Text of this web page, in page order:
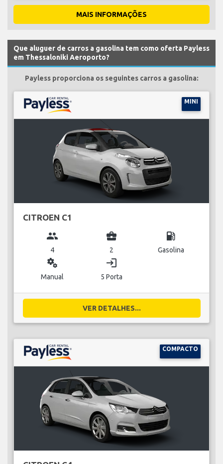
MAIS INFORMAÇÕES
Que aluguer de carros a gasolina tem como oferta Payless
em Thessaloniki Aeroporto?
Payless proporciona os seguintes carros a gasolina:
MINI
CITROEN C1
group
4
business_center
2
local_gas_station
Gasolina
miscellaneous_services
Manual
login
5 Porta
VER DETALHES...
COMPACTO